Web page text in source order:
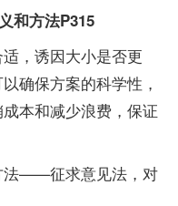
和方法P315
，诱因大小是否更
确保方案的科学性，
本和减少浪费，保证
——征求意见法，对